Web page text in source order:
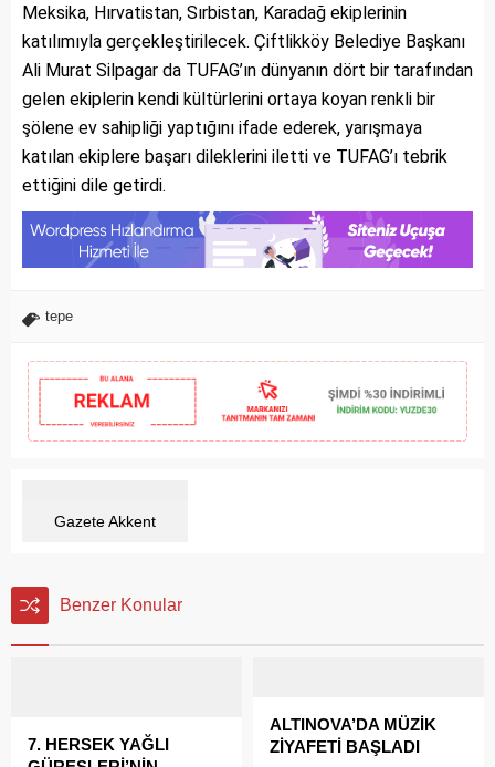
Meksika, Hırvatistan, Sırbistan, Karadağ ekiplerinin
katılımıyla gerçekleştirilecek. Çiftlikköy Belediye Başkanı
Ali Murat Silpagar da TUFAG’ın dünyanın dört bir tarafından
gelen ekiplerin kendi kültürlerini ortaya koyan renkli bir
şölene ev sahipliği yaptığını ifade ederek, yarışmaya
katılan ekiplere başarı dileklerini iletti ve TUFAG’ı tebrik
ettiğini dile getirdi.
tepe
Gazete Akkent
Benzer Konular
7. HERSEK YAĞLI
ALTINOVA’DA MÜZİK
ZİYAFETİ BAŞLADI